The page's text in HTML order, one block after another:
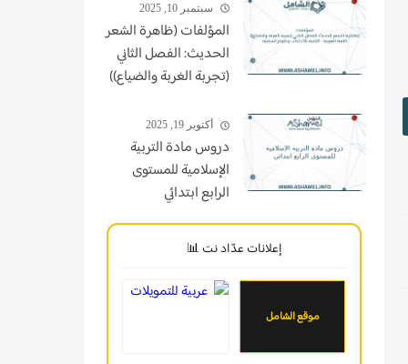
سبتمبر 10, 2025
المؤلفات (ظاهرة الشعر
الحديث: الفصل الثاني
(تجربة الغربة والضياع))
باك اداب وعلوم انسانية
أكتوبر 19, 2025
دروس مادة التربية
الإسلامية للمستوى
الرابع ابتدائي
إعلانات عدّاد نت 📊
موقع الشامل